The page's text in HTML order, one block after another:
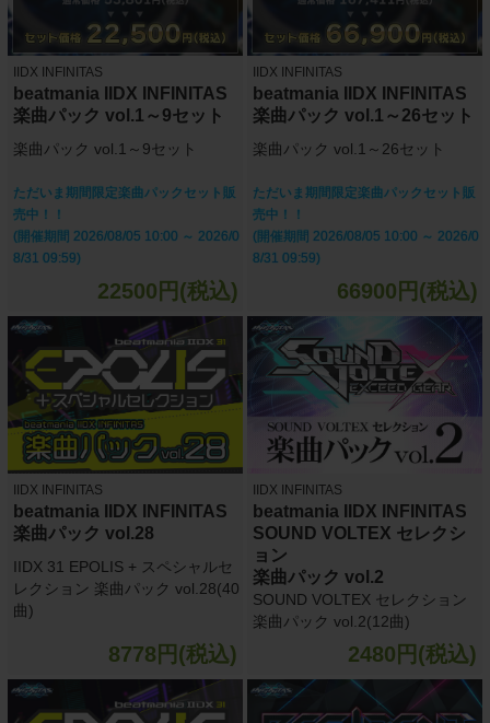
IIDX INFINITAS
beatmania IIDX INFINITAS
楽曲パック vol.1～9セット
楽曲パック vol.1～9セット
ただいま期間限定楽曲パックセット販
売中！！
(開催期間 2026/08/05 10:00 ～ 2026/0
8/31 09:59)
22500円(税込)
IIDX INFINITAS
beatmania IIDX INFINITAS
楽曲パック vol.1～26セット
楽曲パック vol.1～26セット
ただいま期間限定楽曲パックセット販
売中！！
(開催期間 2026/08/05 10:00 ～ 2026/0
8/31 09:59)
66900円(税込)
IIDX INFINITAS
beatmania IIDX INFINITAS
楽曲パック vol.28
IIDX 31 EPOLIS + スペシャルセ
レクション 楽曲パック vol.28(40
曲)
8778円(税込)
IIDX INFINITAS
beatmania IIDX INFINITAS
SOUND VOLTEX セレクシ
ョン
楽曲パック vol.2
SOUND VOLTEX セレクション
楽曲パック vol.2(12曲)
2480円(税込)